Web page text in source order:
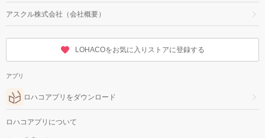
アスクル株式会社（会社概要）
LOHACOをお気に入りストアに登録する
アプリ
ロハコアプリをダウンロード
ロハコアプリについて